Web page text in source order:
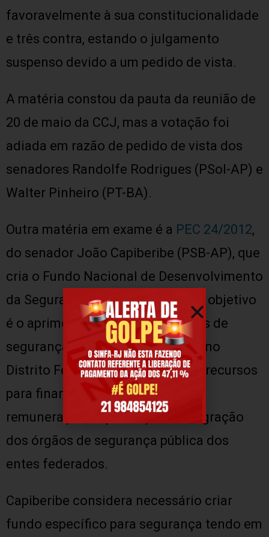
favoravelmente à sua constitucionalidade
e três contra, estando o julgamento
suspenso devido a um pedido de vista.
A matéria constou da pauta da reunião de
20 de maio da CCJ, mas a votação foi
adiada em razão de pedido de vista dos
senadores Randolfe Rodrigues (PSol-AP) e
Walter Pinheiro (PT-BA).
Outra matéria em exame é a PEC 24/2012,
do senador João Capiberibe (PSB-AP), que
cria o Fundo Nacional de Desenvolvimento
da Segurança Pública (FNDSP). O objetivo
é o aprimoramento das atividades de
segurança pública nos estados e no
Distrito Federal, com previsão de recursos
para financiar o aparelhamento,
remuneração, capacitação e integração
dos órgãos de segurança pública dos
entes federados.
Capiberibe considera necessário criar
fundo específico para segurança tendo em